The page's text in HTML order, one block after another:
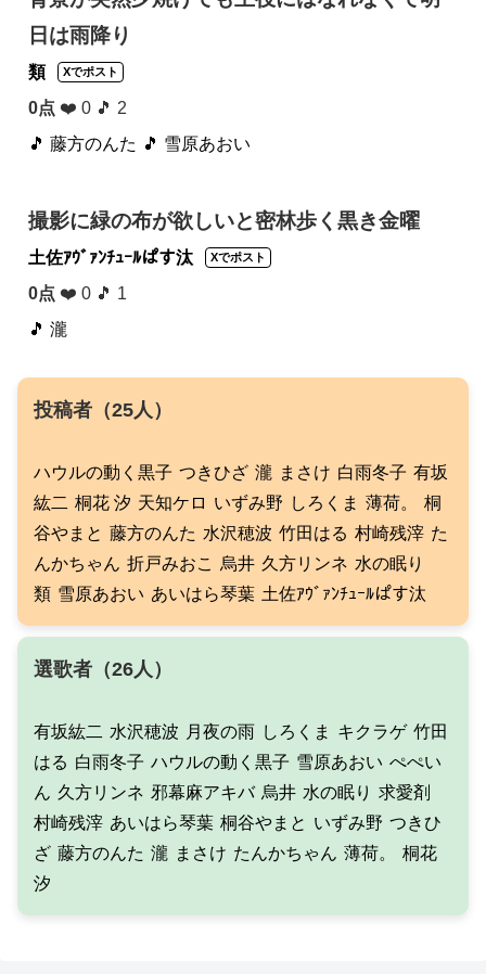
日は雨降り
類 Xでポスト
0点 ❤️ 0 🎵 2
🎵 藤方のんた 🎵 雪原あおい
撮影に緑の布が欲しいと密林歩く黒き金曜
土佐ｱｳﾞｧﾝﾁｭｰﾙぱす汰 Xでポスト
0点 ❤️ 0 🎵 1
🎵 瀧
投稿者（25人）
ハウルの動く黒子 つきひざ 瀧 まさけ 白雨冬子 有坂
紘二 桐花 汐 天知ケロ いずみ野 しろくま 薄荷。
桐
谷やまと 藤方のんた 水沢穂波 竹田はる 村崎残滓 た
んかちゃん 折戸みおこ 烏井 久方リンネ 水の眠り
類 雪原あおい あいはら琴葉 土佐ｱｳﾞｧﾝﾁｭｰﾙぱす汰
選歌者（26人）
有坂紘二 水沢穂波 月夜の雨 しろくま キクラゲ 竹田
はる 白雨冬子 ハウルの動く黒子 雪原あおい ぺぺい
ん 久方リンネ 邪幕麻アキバ 烏井 水の眠り 求愛剤
村崎残滓 あいはら琴葉 桐谷やまと いずみ野 つきひ
ざ 藤方のんた 瀧 まさけ たんかちゃん 薄荷。
桐花
汐